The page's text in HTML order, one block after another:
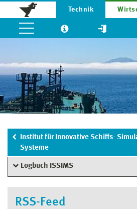
Technik
Institut für Innovative Schiffs-
Systeme
Logbuch ISSIMS
RSS-Feed